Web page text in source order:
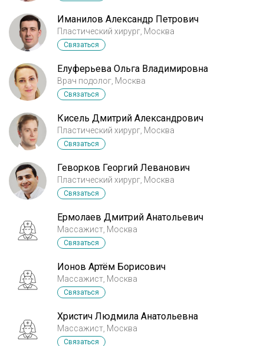
Иманилов Александр Петрович
Пластический хирург, Москва
Связаться
Елуферьева Ольга Владимировна
Врач подолог, Москва
Связаться
Кисель Дмитрий Александрович
Пластический хирург, Москва
Связаться
Геворков Георгий Леванович
Пластический хирург, Москва
Связаться
Ермолаев Дмитрий Анатольевич
Массажист, Москва
Связаться
Ионов Артём Борисович
Массажист, Москва
Связаться
Христич Людмила Анатольевна
Массажист, Москва
Связаться